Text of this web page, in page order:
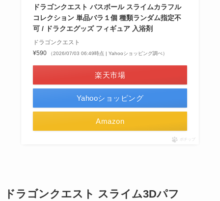
ドラゴンクエスト バスボール スライムカラフル
コレクション 単品バラ１個 種類ランダム指定不
可 / ドラクエグッズ フィギュア 入浴剤
ドラゴンクエスト
¥590
（2026/07/03 06:49時点 | Yahooショッピング調べ）
楽天市場
Yahooショッピング
Amazon
ポチップ
ドラゴンクエスト スライム3Dパフ